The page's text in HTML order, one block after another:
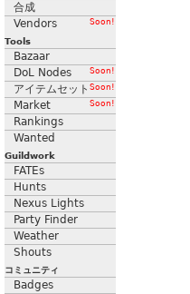
合成
Vendors
Soon!
Tools
Bazaar
DoL Nodes
Soon!
アイテムセット Soon!
Market Soon!
Rankings
Wanted
Guildwork
FATEs
Hunts
Nexus Lights
Party Finder
Weather
Shouts
コミュニティ
Badges